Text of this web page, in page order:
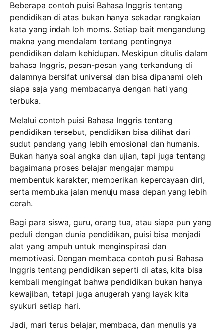
Beberapa contoh puisi Bahasa Inggris tentang
pendidikan di atas bukan hanya sekadar rangkaian
kata yang indah loh moms. Setiap bait mengandung
makna yang mendalam tentang pentingnya
pendidikan dalam kehidupan. Meskipun ditulis dalam
bahasa Inggris, pesan-pesan yang terkandung di
dalamnya bersifat universal dan bisa dipahami oleh
siapa saja yang membacanya dengan hati yang
terbuka.
Melalui contoh puisi Bahasa Inggris tentang
pendidikan tersebut, pendidikan bisa dilihat dari
sudut pandang yang lebih emosional dan humanis.
Bukan hanya soal angka dan ujian, tapi juga tentang
bagaimana proses belajar mengajar mampu
membentuk karakter, memberikan kepercayaan diri,
serta membuka jalan menuju masa depan yang lebih
cerah.
Bagi para siswa, guru, orang tua, atau siapa pun yang
peduli dengan dunia pendidikan, puisi bisa menjadi
alat yang ampuh untuk menginspirasi dan
memotivasi. Dengan membaca contoh puisi Bahasa
Inggris tentang pendidikan seperti di atas, kita bisa
kembali mengingat bahwa pendidikan bukan hanya
kewajiban, tetapi juga anugerah yang layak kita
syukuri setiap hari.
Jadi, mari terus belajar, membaca, dan menulis ya